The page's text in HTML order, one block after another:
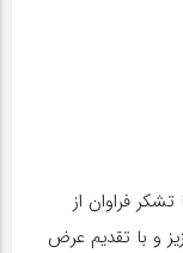
تشکر فراوان از
و با تقدیم عرض